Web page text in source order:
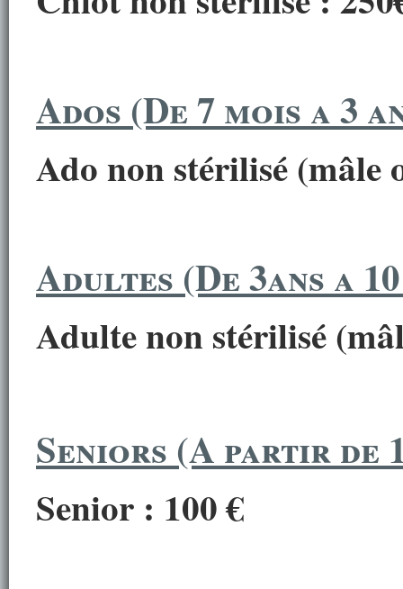
Ados (De 7 mois a 3
Ado non stérilisé (mâle
Adultes (De 3ans a
Adulte non stérilisé
Seniors (A partir de
Senior : 100 €